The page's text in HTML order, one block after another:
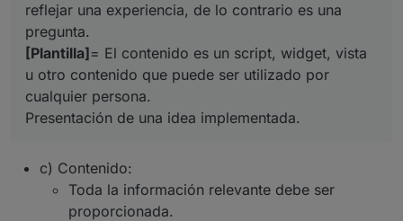
reflejar una experiencia, de lo contrario es una
pregunta.
[Plantilla]= El contenido es un script, widget, vista
u otro contenido que puede ser utilizado por
cualquier persona.
Presentación de una idea implementada.
c) Contenido:
Toda la información relevante debe ser
proporcionada.